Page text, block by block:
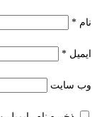
نام *
ایمیل *
وب‌ سایت